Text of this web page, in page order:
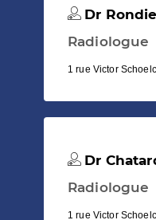
Dr
Radiologue
1 rue Victor
Dr
Radiologue
1 rue Victor